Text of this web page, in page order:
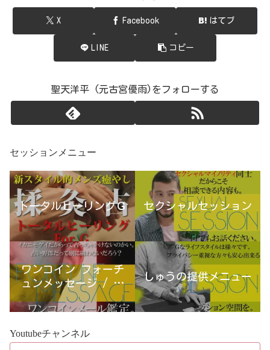
X Facebook はてブ
LINE コピー
聖天洋平 (元古宮優雨)をフォローする
セッションメニュー
トータルヒーリングＧ セクシャルセッション
ワンコイン フォーチ
ュンメッセージ / 古
宮優雨
しゅうの提供メニュー
Youtubeチャンネル